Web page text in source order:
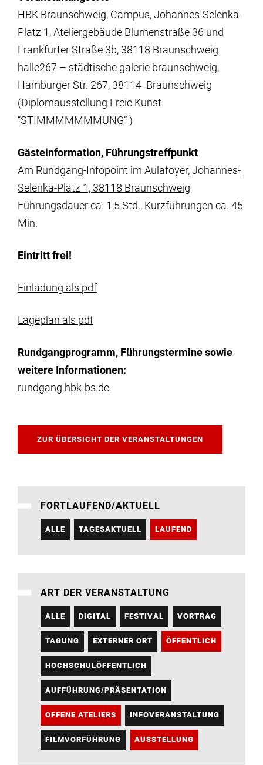
HBK Braunschweig, Campus, Johannes-Selenka-
Platz 1, Ateliergebäude Blumenstraße 36 und
Frankfurter Straße 3b, 38118 Braunschweig
halle267 – städtische galerie braunschweig,
Hamburger Str. 267, 38114 Braunschweig
(Diplomausstellung Freie Kunst
“STIMMMMMMMUNG” )
Gästeinformation, Führungstreffpunkt
Am Rundgang-Infopoint im Aulafoyer,Johannes-
Selenka-Platz 1, 38118 Braunschweig
Führungsdauer ca. 1,5 Std., Kurzführungen ca. 45
Min.
Eintritt frei!
Einladung als pdf
Lageplan als pdf
Rundgangprogramm, Führungstermine sowie
weitere Informationen:
rundgang.hbk-bs.de
ZUR ÜBERSICHT DER VERANSTALTUNGEN
FORTLAUFEND/AKTUELL
ALLE TAGESAKTUELL LAUFEND
ART DER VERANSTALTUNG
ALLE DIGITAL FESTIVAL VORTRAG
TAGUNG EXTERNER ORT ÖFFENTLICH
HOCHSCHULÖFFENTLICH
AUFFÜHRUNG/PRÄSENTATION
OFFENE ATELIERS INFOVERANSTALTUNG
FILMVORFÜHRUNG AUSSTELLUNG